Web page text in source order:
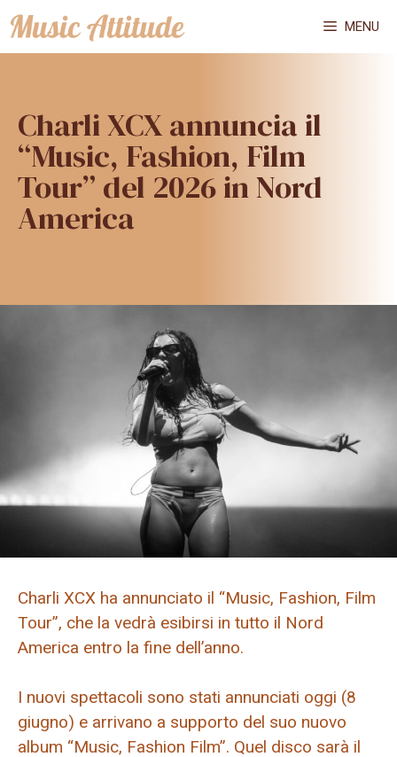
Vai
al
MENU
Charli XCX annuncia il
“Music, Fashion, Film
Tour” del 2026 in Nord
America
Charli XCX ha annunciato il “Music, Fashion, Film
Tour”, che la vedrà esibirsi in tutto il Nord
America entro la fine dell’anno.
I nuovi spettacoli sono stati annunciati oggi (8
giugno) e arrivano a supporto del suo nuovo
album “Music, Fashion Film”. Quel disco sarà il